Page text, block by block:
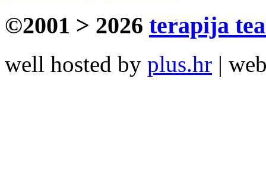
©2001 > 2026 terapija
well hosted by plus.hr |